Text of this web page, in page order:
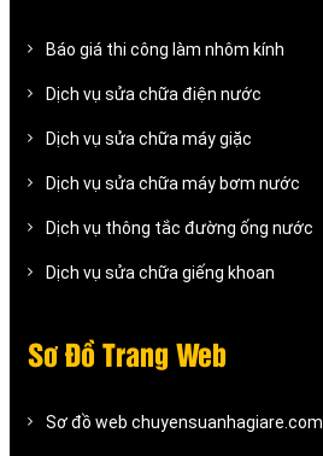
Báo giá thi công làm nhôm kính
Dịch vụ sửa chữa điện nước
Dịch vụ sửa chữa máy giặc
Dịch vụ sửa chữa máy bơm nước
Dịch vụ thông tắc đường ống nước
Dịch vụ sửa chữa giếng khoan
Sơ Đồ Trang Web
Sơ đồ web chuyensuanhagiare.com